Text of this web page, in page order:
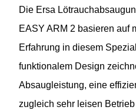
Die Ersa
EASY ARM 2 basieren auf
Erfahrung in diesem
funktionalem Design
Absaugleistung, eine
zugleich sehr leisen